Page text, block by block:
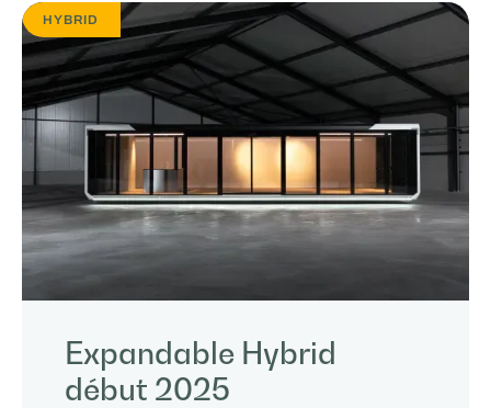
HYBRID
Expandable Hybrid
début 2025